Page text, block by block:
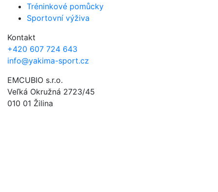
Tréninkové pomůcky
Sportovní výživa
Kontakt
+420 607 724 643
info@yakima-sport.cz
EMCUBIO s.r.o.
Veľká Okružná 2723/45
010 01 Žilina